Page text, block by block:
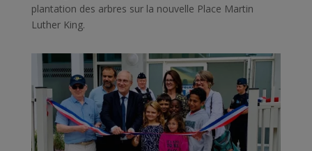
plantation des arbres sur la nouvelle Place Martin
Luther King.